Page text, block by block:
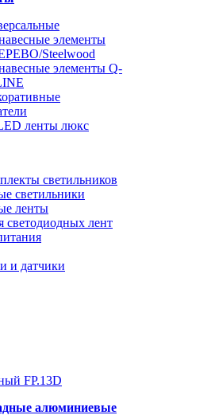
элементы
Steelwood
элементы Q-
светильников
светильники
ленты
светодиодных лент
и датчики
алюминиевые